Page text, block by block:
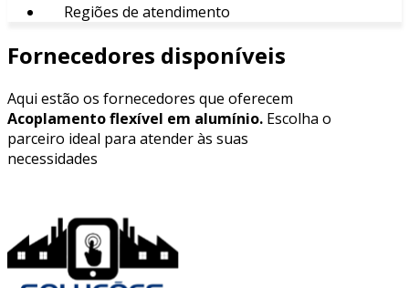
Regiões de atendimento
Fornecedores disponíveis
Aqui estão os fornecedores que oferecem
Acoplamento flexível em alumínio. Escolha o
parceiro ideal para atender às suas
necessidades